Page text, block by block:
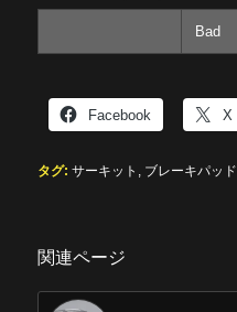
Bad
Facebook X
タグ: サーキット ブレーキパッド
関連ページ